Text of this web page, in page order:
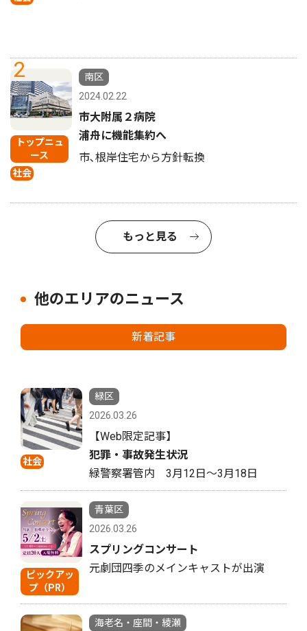
2
トップニュ
ース
社会
南区
2024.02.22
市大附属２病院
浦舟に機能集約へ
市､根岸住宅から方針転換
もっと見る
他のエリアのニュース
新着記事
社会
緑区
2026.03.26
【Web限定記事】
犯罪・事故発生状況
緑警察署管内 3月12日〜3月18日
ピックアッ
プ（PR）
青葉区
2026.03.26
スプリングコンサート
元劇団四季のメインキャストが出演
海老名・座間・綾瀬